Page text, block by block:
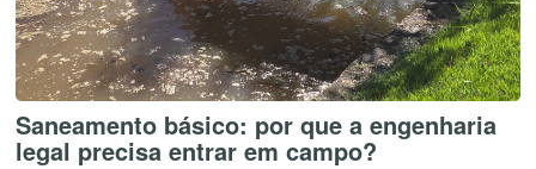
Saneamento básico: por que a engenharia
legal precisa entrar em campo?